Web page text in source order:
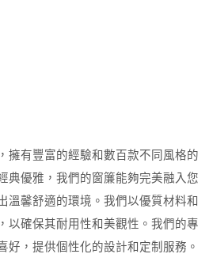
擁有豐富的經驗和數百款不同風格的
典優雅，我們的窗簾能夠完美融入您
溫馨舒適的環境。我們以優質材料和
以確保其耐用性和美觀性。我們的專
好，提供個性化的設計和定制服務。